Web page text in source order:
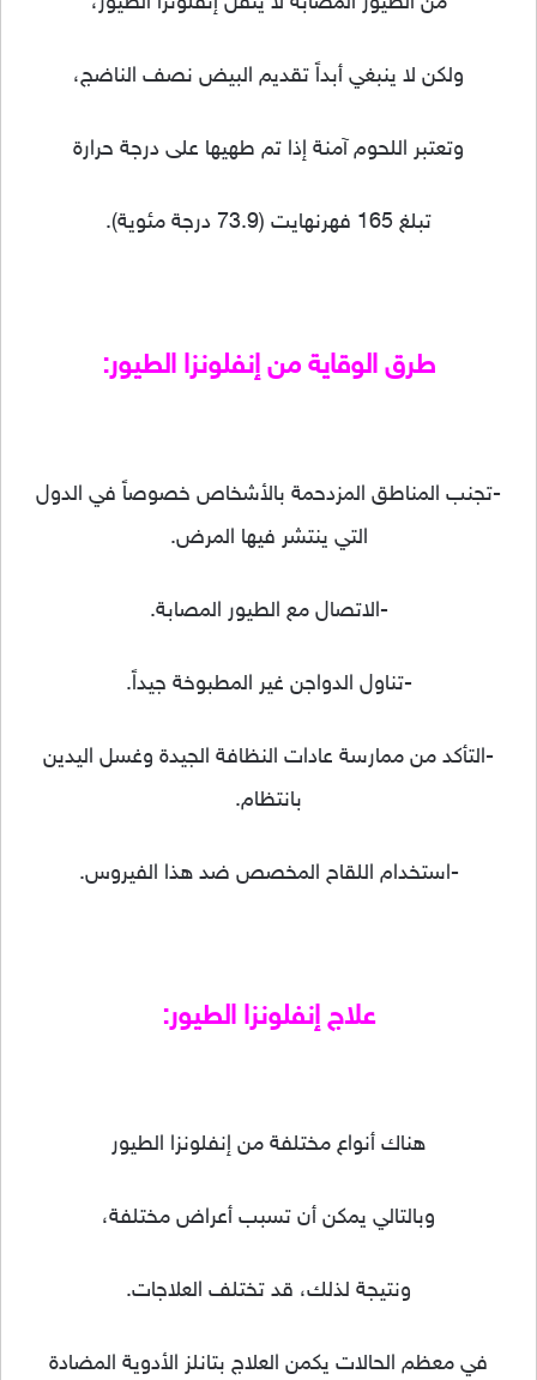
ولكن لا ينبغي أبداً تقديم البيض نصف الناضج،
وتعتبر اللحوم آمنة إذا تم طهيها على درجة حرارة
تبلغ 165 فهرنهايت (73.9 درجة مئوية).
طرق الوقاية من إنفلونزا الطيور:
-تجنب المناطق المزدحمة بالأشخاص خصوصاً في الدول
التي ينتشر فيها المرض.
-الاتصال مع الطيور المصابة.
-تناول الدواجن غير المطبوخة جيداً.
-التأكد من ممارسة عادات النظافة الجيدة وغسل اليدين
بانتظام.
-استخدام اللقاح المخصص ضد هذا الفيروس.
علاج إنفلونزا الطيور:
هناك أنواع مختلفة من إنفلونزا الطيور
وبالتالي يمكن أن تسبب أعراض مختلفة،
ونتيجة لذلك، قد تختلف العلاجات.
في معظم الحالات يكمن العلاج بتانلز الأدوية المضادة